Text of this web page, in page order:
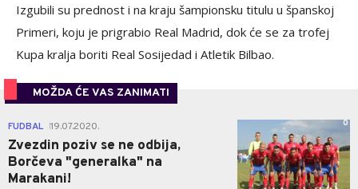
Izgubili su prednost i na kraju šampionsku titulu u španskoj
Primeri, koju je prigrabio Real Madrid, dok će se za trofej
Kupa kralja boriti Real Sosijedad i Atletik Bilbao.
MOŽDA ĆE VAS ZANIMATI
FUDBAL 19.07.2020.
Zvezdin poziv se ne odbija,
Borčeva "generalka" na
Marakani!
0